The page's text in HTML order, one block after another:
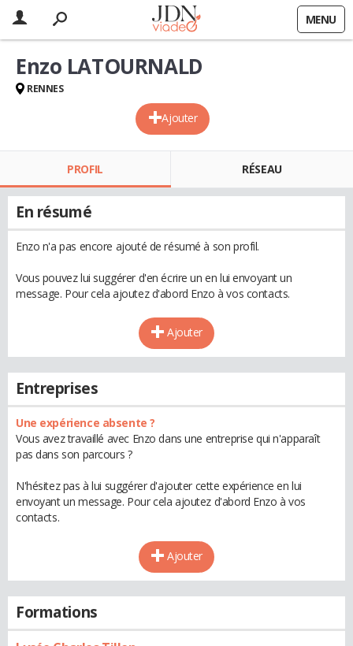
MENU
Ajouter
Enzo LATOURNALD
RENNES
PROFIL RÉSEAU
En résumé
Enzo n'a pas encore ajouté de résumé à son profil.
Vous pouvez lui suggérer d'en écrire un en lui envoyant un
message. Pour cela ajoutez d'abord Enzo à vos contacts.
Ajouter
Entreprises
Une expérience absente ?
Vous avez travaillé avec Enzo dans une entreprise qui n'apparaît
pas dans son parcours ?
N'hésitez pas à lui suggérer d'ajouter cette expérience en lui
envoyant un message. Pour cela ajoutez d'abord Enzo à vos
contacts.
Ajouter
Formations